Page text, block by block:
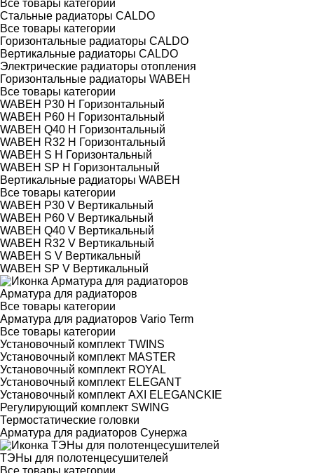
Все товары категории
Стальные радиаторы CALDO
Все товары категории
Горизонтальные радиаторы CALDO
Вертикальные радиаторы CALDO
Электрические радиаторы отопления
Горизонтальные радиаторы WABEH
Все товары категории
WABEH P30 H Горизонтальный
WABEH P60 H Горизонтальный
WABEH Q40 H Горизонтальный
WABEH R32 H Горизонтальный
WABEH S H Горизонтальный
WABEH SP H Горизонтальный
Вертикальные радиаторы WABEH
Все товары категории
WABEH P30 V Вертикальный
WABEH P60 V Вертикальный
WABEH Q40 V Вертикальный
WABEH R32 V Вертикальный
WABEH S V Вертикальный
WABEH SP V Вертикальный
Арматура для радиаторов
Все товары категории
Арматура для радиаторов Vario Term
Все товары категории
Установочный комплект TWINS
Установочный комплект MASTER
Установочный комплект ROYAL
Установочный комплект ELEGANT
Установочный комплект AXI ELEGANCKIE
Регулирующий комплект SWING
Термостатические головки
Арматура для радиаторов Сунержа
ТЭНы для полотенцесушителей
Все товары категории